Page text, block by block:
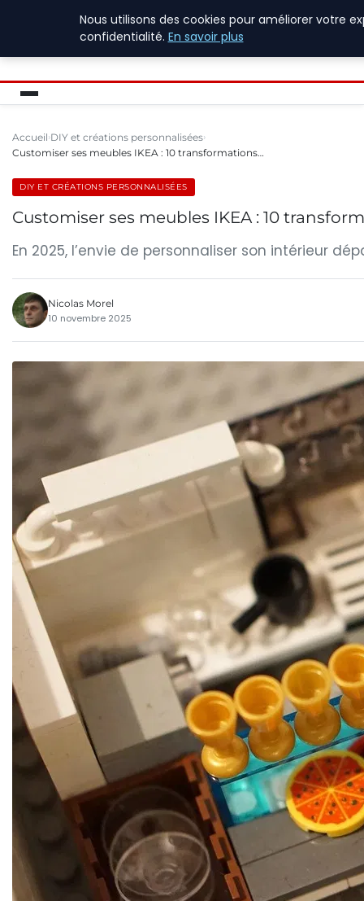
ASVOLETCOTENTIN
Accueil DIY et créations personnalisées
Customiser ses meubles IKEA : 10 transformations…
DIY ET CRÉATIONS PERSONNALISÉES
Customiser ses meubles IKEA : 10
En 2025, l’envie de personnaliser son intérieur
Nicolas Morel
10 novembre 2025
Nous utilisons des cookies pour améliorer votre
confidentialité. En savoir plus